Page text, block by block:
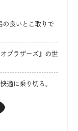
の良いとこ取りで
ブラザーズ』の世
適に乗り切る。